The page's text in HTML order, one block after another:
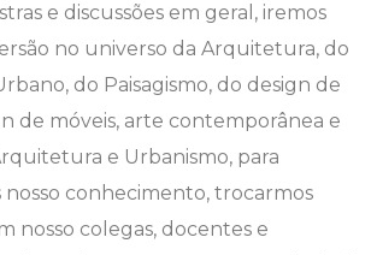
e discussões em geral, iremos
no universo da Arquitetura, do
do Paisagismo, do design de
de móveis, arte contemporânea e
e Urbanismo, para
conhecimento, trocarmos
nosso colegas, docentes e
Software
- TCCHumanos